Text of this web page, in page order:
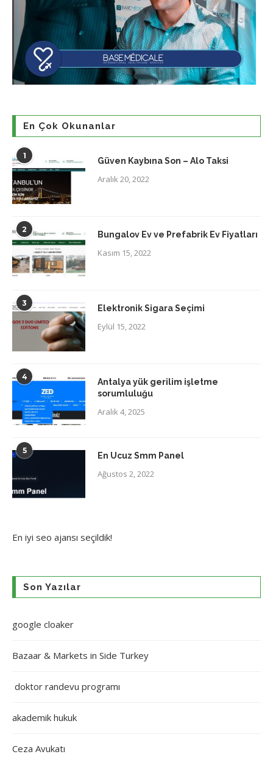
En Çok Okunanlar
1 Güven Kaybına Son – Alo Taksi
Aralık 20, 2022
2 Bungalov Ev ve Prefabrik Ev Fiyatları
Kasım 15, 2022
3 Elektronik Sigara Seçimi
Eylül 15, 2022
4
Antalya yük gerilim işletme
sorumluluğu
Aralık 4, 2025
5 En Ucuz Smm Panel
Ağustos 2, 2022
En iyi seo ajansı seçildik!
Son Yazılar
google cloaker
Bazaar & Markets in Side Turkey
doktor randevu programı
akademik hukuk
Ceza Avukatı